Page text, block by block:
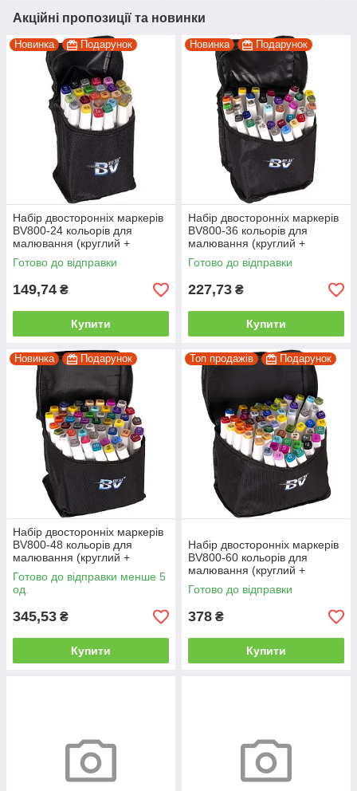
Акційні пропозиції та новинки
Новинка Подарунок
Набір двосторонніх маркерів
BV800-24 кольорів для
малювання (круглий +
скошений.) квадратний у
сумці
Готово до відправки
149,74 ₴
Купити
Новинка Подарунок
Набір двосторонніх маркерів
BV800-36 кольорів для
малювання (круглий +
скісний.) квадратний у сумці
Готово до відправки
227,73 ₴
Купити
Новинка Подарунок
Набір двосторонніх маркерів
BV800-48 кольорів для
малювання (круглий +
скісний.) квадратний у сумці
Готово до відправки менше 5
од.
345,53 ₴
Купити
Топ продажів Подарунок
Набір двосторонніх маркерів
BV800-60 кольорів для
малювання (круглий +
скісний.) квадратний у сумці
Готово до відправки
378 ₴
Купити